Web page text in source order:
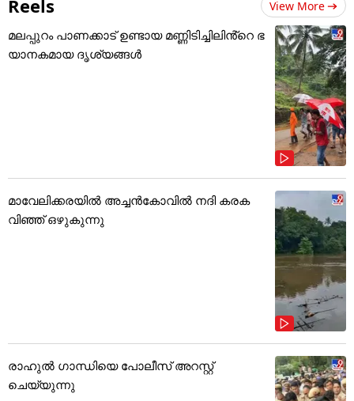
Reels View More
മലപ്പുറം പാണക്കാട് ഉണ്ടായ മണ്ണിടിച്ചിലിൻ്റെ ഭ
യാനകമായ ദൃശ്യങ്ങൾ
മാവേലിക്കരയിൽ അച്ചൻകോവിൽ നദി കരക
വിഞ്ഞ് ഒഴുകുന്നു
രാഹുൽ ഗാന്ധിയെ പോലീസ് അറസ്റ്റ്
ചെയ്യുന്നു